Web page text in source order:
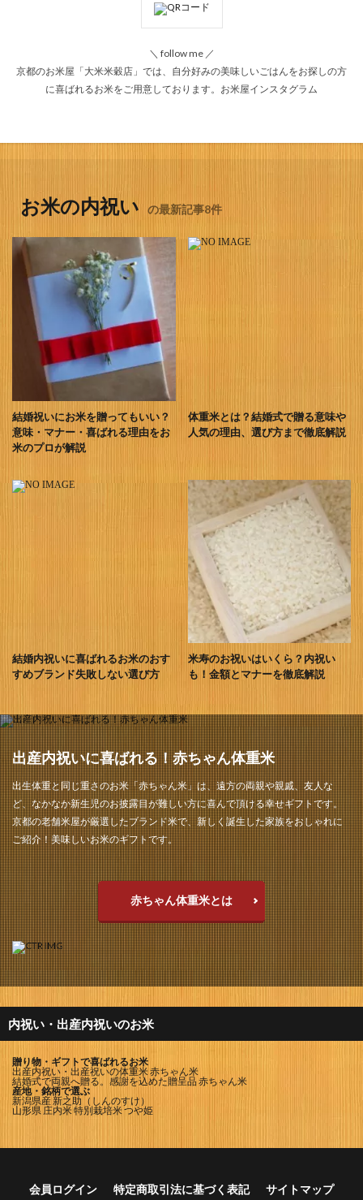
＼ follow me ／
京都のお米屋「大米米穀店」では、自分好みの美味しいごはんをお探しの方
に喜ばれるお米をご用意しております。 お米屋インスタグラム
お米の内祝い の最新記事8件
結婚祝いにお米を贈ってもいい？
意味・マナー・喜ばれる理由をお
米のプロが解説
体重米とは？結婚式で贈る意味や
人気の理由、選び方まで徹底解説
結婚内祝いに喜ばれるお米のおす
すめブランド失敗しない選び方
米寿のお祝いはいくら？内祝い
も！金額とマナーを徹底解説
出産内祝いに喜ばれる！赤ちゃん体重米
出生体重と同じ重さのお米「赤ちゃん米」は、遠方の両親や親戚、友人な
ど、なかなか新生児のお披露目が難しい方に喜んで頂ける幸せギフトです。
京都の老舗米屋が厳選したブランド米で、新しく誕生した家族をおしゃれに
ご紹介！美味しいお米のギフトです。
赤ちゃん体重米とは
内祝い・出産内祝いのお米
贈り物・ギフトで喜ばれるお米
出産内祝い・出産祝いの体重米 赤ちゃん米
結婚式で両親へ贈る。感謝を込めた贈呈品 赤ちゃん米
産地・銘柄で選ぶ
新潟県産 新之助（しんのすけ）
山形県 庄内米 特別栽培米 つや姫
会員ログイン 特定商取引法に基づく表記 サイトマップ